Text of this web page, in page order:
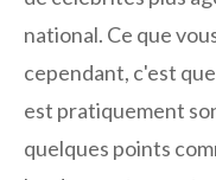
national. Ce que
cependant, c'est
est pratiquement
quelques points